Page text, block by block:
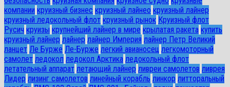
компании круизный бизнес круизный лайнео круизный лайнер
круизный ледокольный флот круизный рынок Круизный флот
Русич круизы крупнейший лайнер в мире крылатая ракета купить
круизный лайнер лайнер лайнер Империя лайнер Петр Великий
ланцет Ле Бурже Ле-Бурже легкий авианосец легкомоторный
самолет ледокол ледокол Арктика ледокольный флот
летательный аппарат летающий лайнер ливреи самолетов ливрея
Лидер лизинг самолетов линейный корабль линкор литторальный